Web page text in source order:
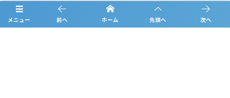
お問合せ
メニュー 前へ ホーム 先頭へ 次へ